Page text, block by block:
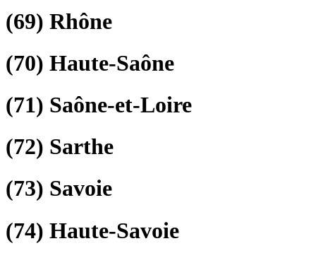
(69) Rhône
(70) Haute-Saône
(71) Saône-et-Loire
(72) Sarthe
(73) Savoie
(74) Haute-Savoie